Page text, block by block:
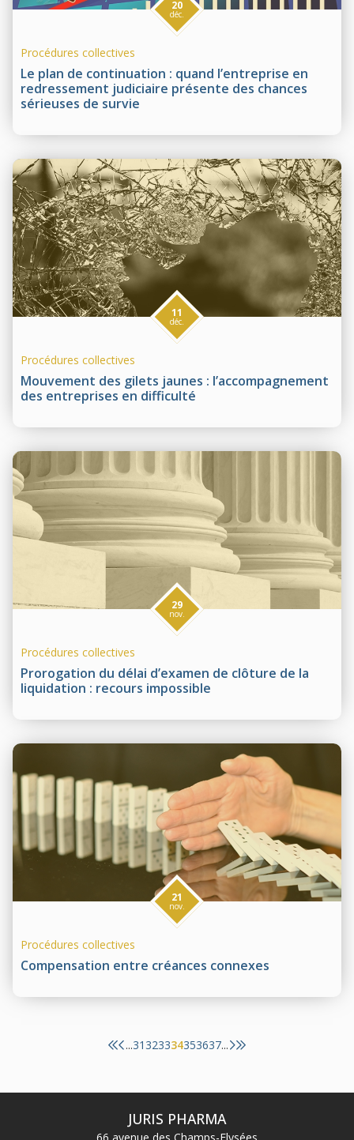
Le plan de continuation : quand l’entreprise en
redressement judiciaire présente des chances
sérieuses de survie
20
déc.
Procédures collectives
Mouvement des gilets jaunes : l’accompagnement
des entreprises en difficulté
11
déc.
Procédures collectives
Prorogation du délai d’examen de clôture de la
liquidation : recours impossible
29
nov.
Procédures collectives
Compensation entre créances connexes
21
nov.
Procédures collectives
...31 323334353637...
JURIS PHARMA